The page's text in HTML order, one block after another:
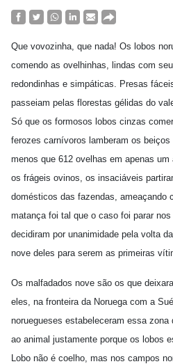
Que vovozinha, que nada! Os lobos
comendo as ovelhinhas, lindas com
redondinhas e simpáticas. Presas
passeiam pelas florestas gélidas do
Só que os formosos lobos cinzas
ferozes carnívoros lamberam os
menos que 612 ovelhas em apenas
os frágeis ovinos, os insaciáveis
domésticos das fazendas, ameaçando
matança foi tal que o caso foi parar
decidiram por unanimidade pela volta
nove deles para serem as primeiras
Os malfadados nove são os que
eles, na fronteira da Noruega com a
noruegueses estabeleceram essa
ao animal justamente porque os lobos
Lobo não é coelho, mas nos campos